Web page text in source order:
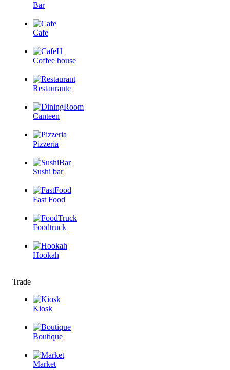
Bar
Cafe
Coffee house
Restaurante
Canteen
Pizzeria
Sushi bar
Fast Food
Foodtruck
Hookah
Trade
Kiosk
Boutique
Market